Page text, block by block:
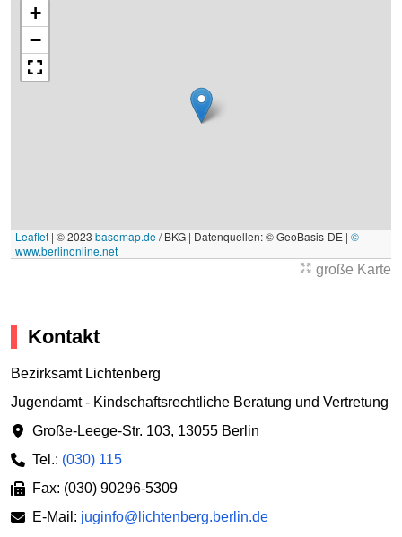
+
−
Leaflet | © 2023 basemap.de/ BKG | Datenquellen: © GeoBasis-DE | ©
www.berlinonline.net
große Karte
Kontakt
Bezirksamt Lichtenberg
Jugendamt - Kindschaftsrechtliche Beratung und Vertretung
Große-Leege-Str. 103, 13055 Berlin
Tel.: (030) 115
Fax: (030) 90296-5309
E-Mail: juginfo@lichtenberg.berlin.de